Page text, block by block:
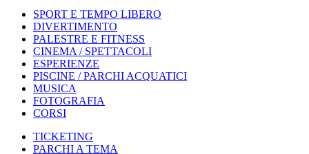
SPORT E TEMPO LIBERO
DIVERTIMENTO
PALESTRE E FITNESS
CINEMA / SPETTACOLI
ESPERIENZE
PISCINE / PARCHI ACQUATICI
MUSICA
FOTOGRAFIA
CORSI
TICKETING
PARCHI A TEMA